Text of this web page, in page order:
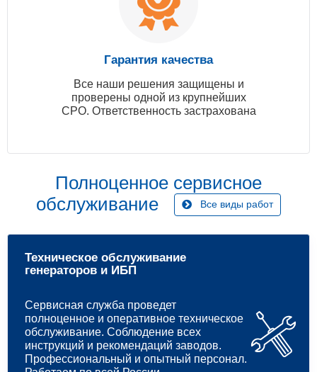
Гарантия качества
Все наши решения защищены и
проверены одной из крупнейших
СРО. Ответственность застрахована
Полноценное сервисное
обслуживание
Все виды работ
Техническое обслуживание
генераторов и ИБП
Сервисная служба проведет
полноценное и оперативное техническое
обслуживание. Соблюдение всех
инструкций и рекомендаций заводов.
Профессиональный и опытный персонал.